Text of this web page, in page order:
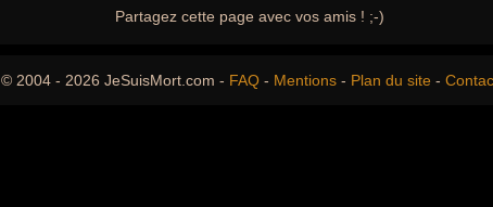
Partagez cette page avec vos amis ! ;-)
© 2004 - 2026 JeSuisMort.com - FAQ - Mentions - Plan du site -